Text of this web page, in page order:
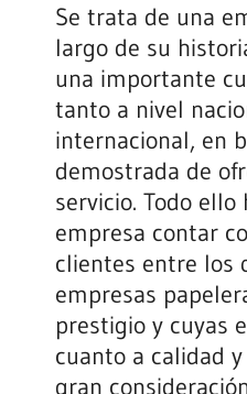
Se trata de una
largo de su
una importante
tanto a nivel
internacional, en
demostrada de
servicio. Todo
empresa contar
clientes entre los
empresas
prestigio y cuyas
cuanto a calidad
gran